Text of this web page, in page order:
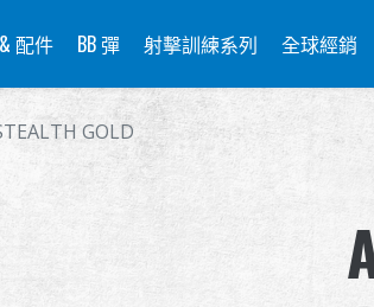
配件 BB 彈 射擊訓練系列 全球經銷
GOLD